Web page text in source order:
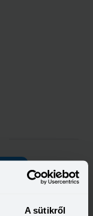
A sütikről